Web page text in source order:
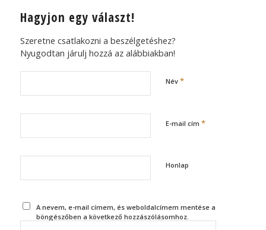
Hagyjon egy választ!
Szeretne csatlakozni a beszélgetéshez?
Nyugodtan járulj hozzá az alábbiakban!
Név *
E-mail cím *
Honlap
A nevem, e-mail címem, és weboldalcímem mentése a
böngészőben a következő hozzászólásomhoz.